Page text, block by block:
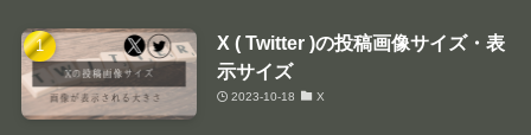
X ( Twitter )の投稿画像サイズ・表
示サイズ
2023-10-18 X